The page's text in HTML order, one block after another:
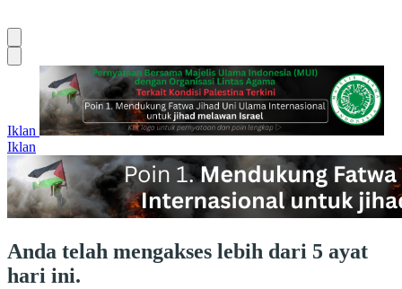
Iklan
Iklan
Anda telah mengakses lebih dari 5 ayat
hari ini.